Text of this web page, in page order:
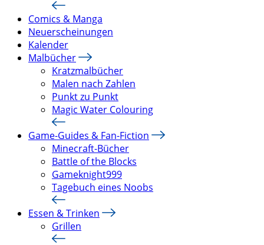
Comics & Manga
Neuerscheinungen
Kalender
Malbücher
Kratzmalbücher
Malen nach Zahlen
Punkt zu Punkt
Magic Water Colouring
Game-Guides & Fan-Fiction
Minecraft-Bücher
Battle of the Blocks
Gameknight999
Tagebuch eines Noobs
Essen & Trinken
Grillen